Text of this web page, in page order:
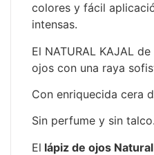
colores y fácil
intensas.
El NATURAL KAJAL
ojos con una raya
Con enriquecida cera
Sin perfume y sin talco.
El lápiz de ojos